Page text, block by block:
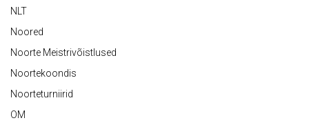
NLT
Noored
Noorte Meistrivõistlused
Noortekoondis
Noorteturniirid
OM